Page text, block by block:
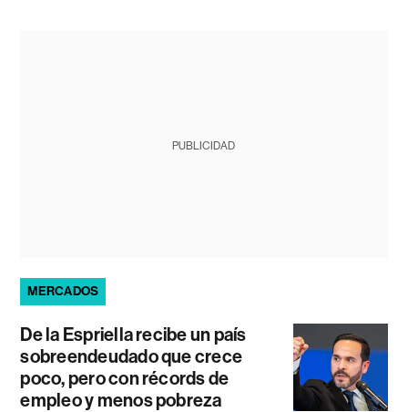
PUBLICIDAD
MERCADOS
De la Espriella recibe un país
sobreendeudado que crece
poco, pero con récords de
empleo y menos pobreza